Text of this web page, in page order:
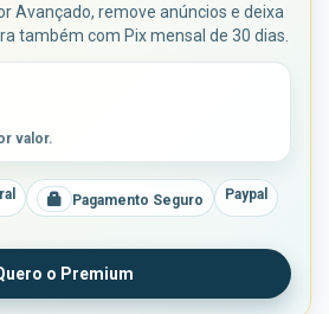
Avançado, remove anúncios e deixa
também com Pix mensal de 30 dias.
valor.
Pagamento Seguro Paypal
o Premium